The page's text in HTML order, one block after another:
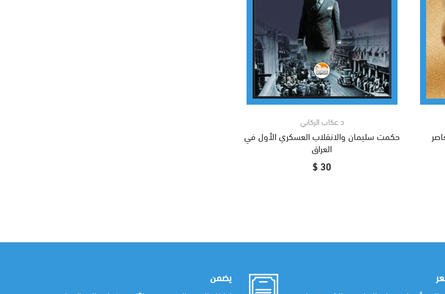
د عكاب الركابي
حكمت سليمان والانقلاب العسكري الأول في
العراق
30 $
يضمن